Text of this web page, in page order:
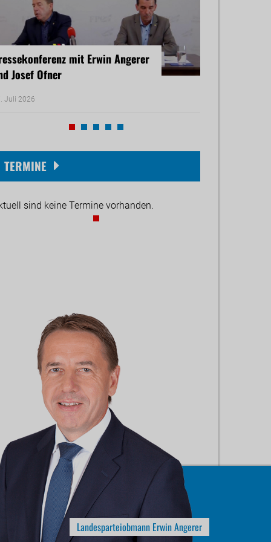
mit Erwin Angerer
Josef Ofner
Juli 2026
Michael Reiner
TERMINE
sind keine Termine vorhanden.
Landesparteiobmann Erwin Angerer